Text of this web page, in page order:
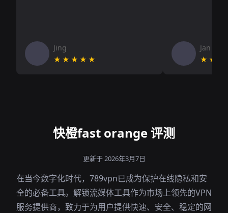
Jing
★★★★★
Jan V
快橙fast orange 评测
更新于 2026年3月7日
在当今数字化时代，789vpn已成为保护在线隐私和安
全的必备工具。解锁流媒体工具作为市场上领先的VPN
服务提供商，致力于为用户提供快速、安全、稳定的网